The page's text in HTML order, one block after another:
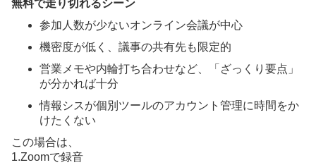
無料で走り切れるシーン
参加人数が少ないオンライン会議が中心
機密度が低く、議事の共有先も限定的
営業メモや内輪打ち合わせなど、「ざっくり要点」
が分かれば十分
情報シスが個別ツールのアカウント管理に時間をか
けたくない
この場合は、
1.Zoomで録音